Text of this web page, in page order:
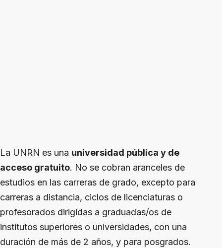
La UNRN es una universidad pública y de
acceso gratuito. No se cobran aranceles de
estudios en las carreras de grado, excepto para
carreras a distancia, ciclos de licenciaturas o
profesorados dirigidas a graduadas/os de
institutos superiores o universidades, con una
duración de más de 2 años, y para posgrados.